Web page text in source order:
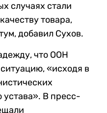
случаях стали
товара,
добавил Сухов.
что ООН
«исходя в
устава». В пресс-